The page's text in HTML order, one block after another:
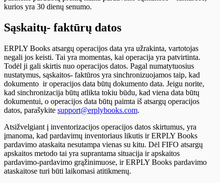
kurios yra 30 dienų senumo.
Sąskaitų- faktūrų datos
ERPLY Books atsargų operacijos data yra užrakinta, vartotojas
negali jos keisti. Tai yra momentas, kai operacija yra patvirtinta.
Todėl ji gali skirtis nuo operacijos datos. Pagal numatytuosius
nustatymus, sąskaitos- faktūros yra sinchronizuojamos taip, kad
dokumento ir operacijos data būtų dokumento data. Jeigu norite,
kad sinchronizacija būtų atlikta tokiu būdu, kad viena data būtų
dokumentui, o operacijos data būtų paimta iš atsargų operacijos
datos, parašykite support@erplybooks.com.
Atsižvelgiant į inventorizacijos operacijos datos skirtumus, yra
įmanoma, kad pardavimų inventoriaus likutis ir ERPLY Books
pardavimo ataskaita nesutampa vienas su kitu. Dėl FIFO atsargų
apskaitos metodo tai yra suprantama situacija ir apskaitos
pardavimo-pardavimo grąžinimuose, ir ERPLY Books pardavimo
ataskaitose turi būti laikomasi atitikmenų.